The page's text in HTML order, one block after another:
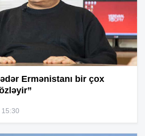
Ermənistanı bir çox